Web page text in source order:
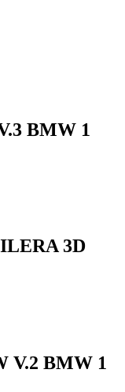
BMW 1
3D
V.2 BMW 1